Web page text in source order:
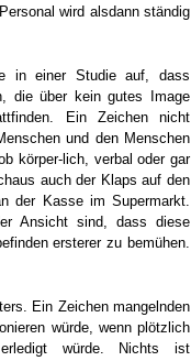
wird alsdann ständig
in einer Studie auf, dass
die über kein gutes Image
Ein Zeichen nicht
und den Menschen
körper-lich, verbal oder gar
auch der Klaps auf den
der Kasse im Supermarkt.
Ansicht sind, dass diese
ersterer zu bemühen.
Ein Zeichen mangelnden
würde, wenn plötzlich
erledigt würde. Nichts ist